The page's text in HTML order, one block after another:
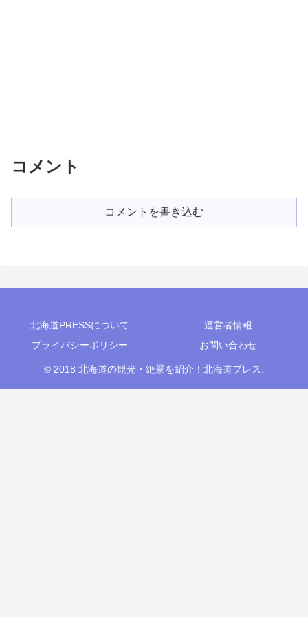
コメント
コメントを書き込む
北海道PRESSについて
運営者情報
プライバシーポリシー
お問い合わせ
© 2018 北海道の観光・絶景を紹介！北海道プレス.